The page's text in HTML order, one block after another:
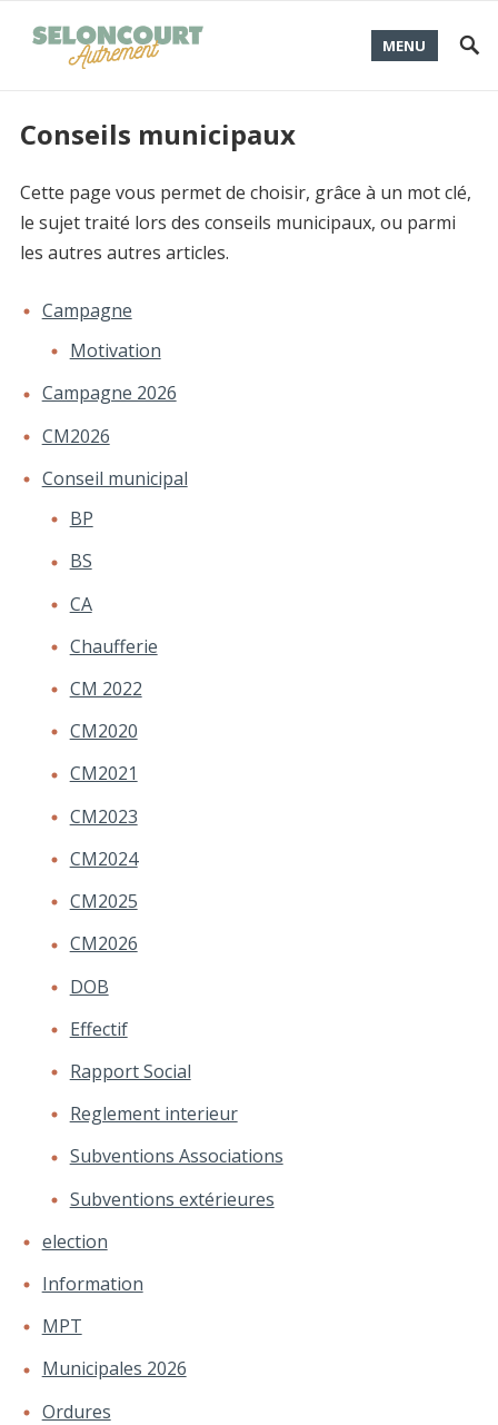
MENU
Conseils municipaux
Cette page vous permet de choisir, grâce à un mot clé,
le sujet traité lors des conseils municipaux, ou parmi
les autres autres articles.
Campagne
Motivation
Campagne 2026
CM2026
Conseil municipal
BP
BS
CA
Chaufferie
CM 2022
CM2020
CM2021
CM2023
CM2024
CM2025
CM2026
DOB
Effectif
Rapport Social
Reglement interieur
Subventions Associations
Subventions extérieures
election
Information
MPT
Municipales 2026
Ordures